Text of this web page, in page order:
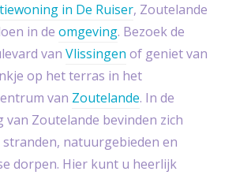
in De Ruiser, Zoutelande
in de omgeving. Bezoek de
van Vlissingen of geniet van
op het terras in het
van Zoutelande. In de
van Zoutelande bevinden zich
stranden, natuurgebieden en
dorpen. Hier kunt u heerlijk